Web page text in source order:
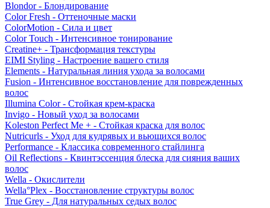
Blondor - Блондирование
Color Fresh - Оттеночные маски
ColorMotion - Сила и цвет
Color Touch - Интенсивное тонирование
Creatine+ - Трансформация текстуры
EIMI Styling - Настроение вашего стиля
Elements - Натуральная линия ухода за волосами
Fusion - Интенсивное восстановление для поврежденных
волос
Illumina Color - Стойкая крем-краска
Invigo - Новый уход за волосами
Koleston Perfect Me + - Стойкая краска для волос
Nutricurls - Уход для кудрявых и вьющихся волос
Performance - Классика современного стайлинга
Oil Reflections - Квинтэссенция блеска для сияния ваших
волос
Wella - Окислители
Wella°Plex - Восстановление структуры волос
True Grey - Для натуральных седых волос